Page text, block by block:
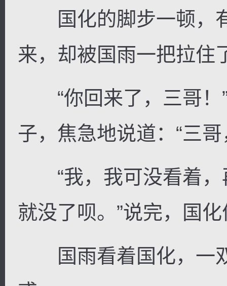
国化的脚步一顿，
来，却被国雨一把拉住
“你回来了，三哥！”
子，焦急地说道：“三
“我，我可没看着，
就没了呗。”说完，国
国雨看着国化，一